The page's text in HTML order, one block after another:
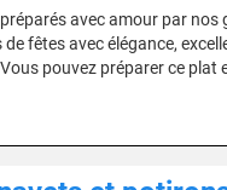
avec amour par nos
fêtes avec élégance,
pouvez préparer ce plat